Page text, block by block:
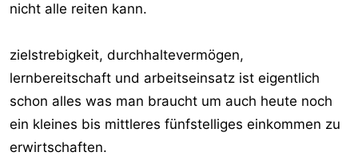
nicht alle reiten kann.
zielstrebigkeit, durchhaltevermögen,
lernbereitschaft und arbeitseinsatz ist eigentlich
schon alles was man braucht um auch heute noch
ein kleines bis mittleres fünfstelliges einkommen zu
erwirtschaften.